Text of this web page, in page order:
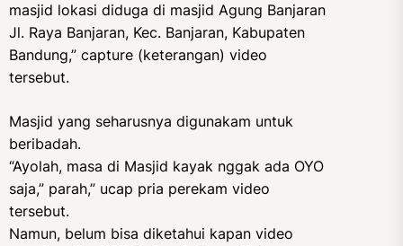
masjid lokasi diduga di masjid Agung Banjaran
Jl. Raya Banjaran, Kec. Banjaran, Kabupaten
Bandung,” capture (keterangan) video
tersebut.
Masjid yang seharusnya digunakam untuk
beribadah.
“Ayolah, masa di Masjid kayak nggak ada OYO
saja,” parah,” ucap pria perekam video
tersebut.
Namun, belum bisa diketahui kapan video